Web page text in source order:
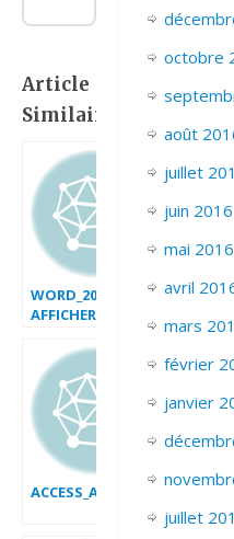
Article
Similaire:
WORD_2007
AFFICHER
MASQUER MISE EN
FORME
octobre
août
juillet
juin 2016
mai 2016
avril
mars
février
janvier
juillet